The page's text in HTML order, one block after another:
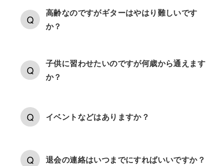
高齢なのですがギターはやはり難しいです
か？
子供に習わせたいのですが何歳から通えます
か？
イベントなどはありますか？
退会の連絡はいつまでにすればいいですか？